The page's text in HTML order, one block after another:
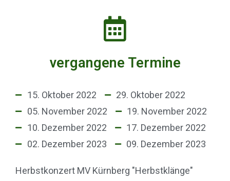
vergangene Termine
15. Oktober 2022
29. Oktober 2022
05. November 2022
19. November 2022
10. Dezember 2022
17. Dezember 2022
02. Dezember 2023
09. Dezember 2023
Herbstkonzert MV Kürnberg "Herbstklänge"